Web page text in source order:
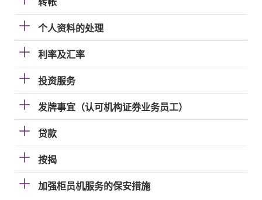
转帐
个人资料的处理
利率及汇率
投资服务
发牌事宜（认可机构证券业务员工）
贷款
按揭
加强柜员机服务的保安措施